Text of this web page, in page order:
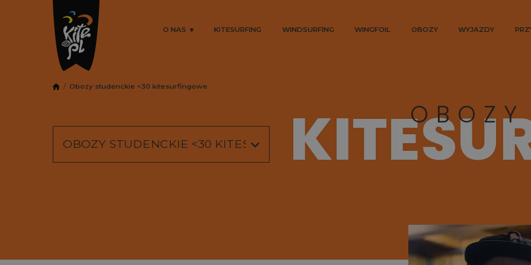
O NAS KITESURFING WINDSURFING WINGFOIL OBOZY WYJAZDY
Obozy studenckie <30 kitesurfingowe